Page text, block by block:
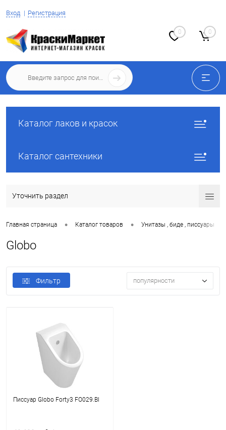
Вход Регистрация
0 0
Каталог лаков и красок
Каталог сантехники
Уточнить раздел
Главная страница • Каталог товаров • Унитазы , биде , писсуары
Globo
Фильтр популярности
Писсуар Globo Forty3 FO029.BI